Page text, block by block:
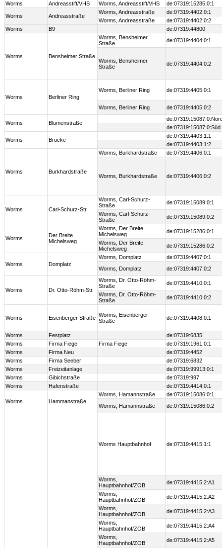
Worms
Andreasstift/VHS Worms, Andreasstift/VHS de:07319:15285:0:1
Worms Andreasstraße
Worms, Andreasstraße
de:07319:4402:0:1
Worms, Andreasstraße
de:07319:4402:0:2
Worms
B9 de:07319:44800
Worms Bensheimer Straße
Worms, Bensheimer
Straße
de:07319:4404:0:1
Worms, Bensheimer
Straße
de:07319:4404:0:2
Worms Berliner Ring
Worms, Berliner Ring de:07319:4405:0:1
Worms, Berliner Ring de:07319:4405:0:2
Worms Blumenstraße
de:07319:15087:0:Süd
Worms Brücke
de:07319:4403:1:1
de:07319:4403:1:2
Worms Burkhardstraße
Worms, Burkhardstraße de:07319:4406:0:1
Worms, Burkhardstraße de:07319:4406:0:2
Worms Carl-Schurz-Str.
Worms, Carl-Schurz-
Straße
de:07319:15089:0:1
Worms, Carl-Schurz-
Straße
de:07319:15089:0:2
Worms
Der Breite
Michelsweg
Worms, Der Breite
Michelsweg
de:07319:15286:0:1
Worms, Der Breite
Michelsweg
de:07319:15286:0:2
Worms Domplatz
Worms, Domplatz
de:07319:4407:0:1
Worms, Domplatz
de:07319:4407:0:2
Worms Dr. Otto-Röhm-Str.
Worms, Dr. Otto-Röhm-
Straße
de:07319:4410:0:1
Worms, Dr. Otto-Röhm-
Straße
de:07319:4410:0:2
Worms Eisenberger Straße Worms, Eisenberger
Straße
de:07319:4408:0:1
Worms Festplatz
de:07319:6835
Worms
Firma Fiege Firma Fiege
de:07319:1961:0:1
Worms
Firma Neu
de:07319:4452
Worms
Firma Seeber
de:07319:6832
Worms
Freizeitanlage
de:07319:99913:0:1
Worms
Gibichstraße
de:07319:997
Worms
Hafenstraße de:07319:4414:0:1
Worms Hammanstraße
Worms, Hamannstraße
de:07319:15086:0:1
Worms, Hamannstraße
de:07319:15086:0:2
Worms Hauptbahnhof de:07319:4415:1:1
Worms,
Hauptbahnhof/ZOB
de:07319:4415:2:A1
Worms,
Hauptbahnhof/ZOB
de:07319:4415:2:A2
Worms,
Hauptbahnhof/ZOB
de:07319:4415:2:A3
Worms,
Hauptbahnhof/ZOB
de:07319:4415:2:A4
Worms,
Hauptbahnhof/ZOB
de:07319:4415:2:A5